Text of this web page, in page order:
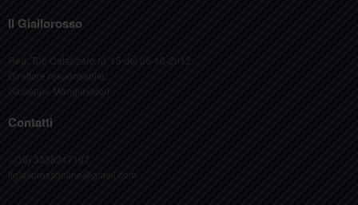
Il Giallorosso
Reg. Trib Catanzaro nr. 15 del 25-10-2012
Direttore responsabile:
Giuseppe Mangiavalori
Contatti
+(39) 3338247197
ilgiallorossonline@gmail.com